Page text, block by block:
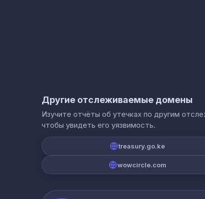
Другие отслеживаемые домены
Изучите отчёты об утечках по другим
чтобы увидеть его уязвимость.
treasury.go.ke
wowcircle.com